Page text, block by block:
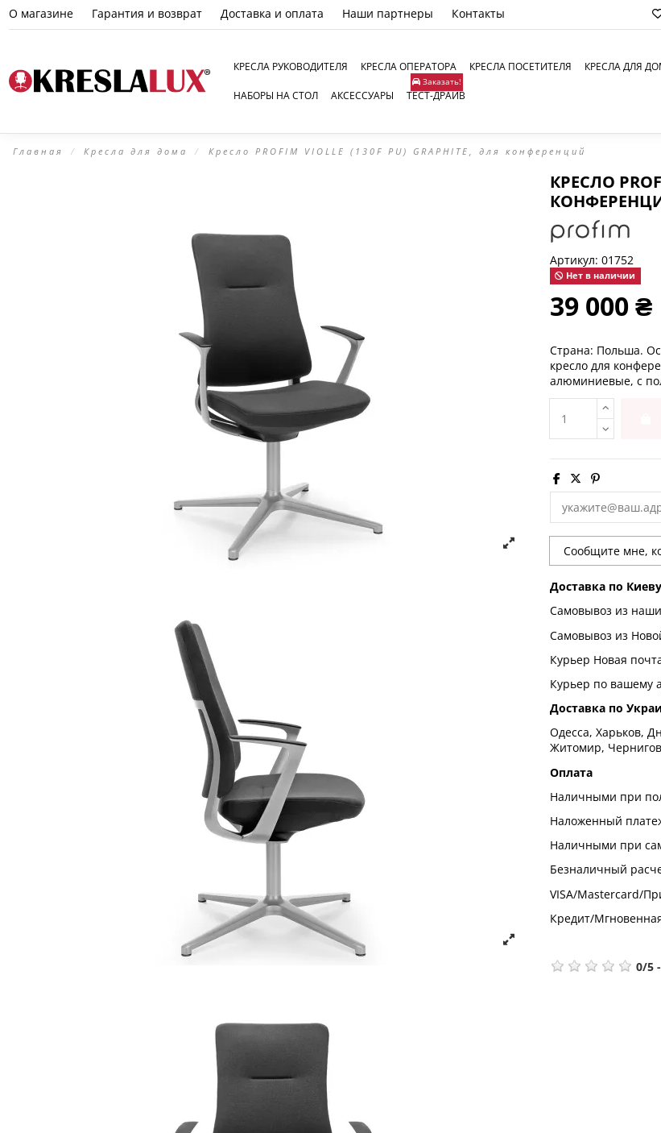
О магазине Гарантия и возврат Доставка и оплата Наши партнеры Контакты
КРЕСЛА РУКОВОДИТЕЛЯ КРЕСЛА ОПЕРАТОРА КРЕСЛА ПОСЕТИТЕЛЯ КРЕСЛА ДЛЯ
НАБОРЫ НА СТОЛ АКСЕССУАРЫ ТЕСТ-ДРАЙВ
Заказать!
Главная Кресла для дома Кресло PROFIM VIOLLE (130F PU) GRAPHITE, для конференций
КРЕСЛО
Артикул: 01752
Нет в наличии
39 000 ₴
Страна: Польша.
кресло для
алюминиевые, с
Доставка по Киеву
Самовывоз из
Самовывоз из
Курьер Новая
Курьер по вашему
Доставка по
Одесса, Харьков,
Житомир,
Оплата
Наличными при
Наложенный
Наличными при
Безналичный
VISA/Mastercard/
Кредит/
0/5-